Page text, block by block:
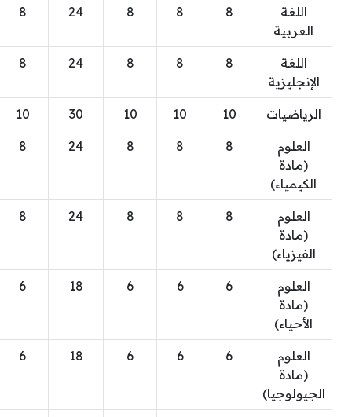
اللغة
العربية
8
8
8
24
8
اللغة
الإنجليزية
8
8
8
24
8
الرياضيات 10
10
10
30
10
العلوم
(مادة
الكيمياء)
8
8
8
24
8
العلوم
(مادة
الفيزياء)
8
8
8
24
8
العلوم
(مادة
الأحياء)
6
6
6
18
6
العلوم
(مادة
الجيولوجيا)
6
6
6
18
6